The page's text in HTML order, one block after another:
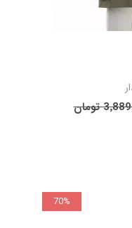
تومان
70%